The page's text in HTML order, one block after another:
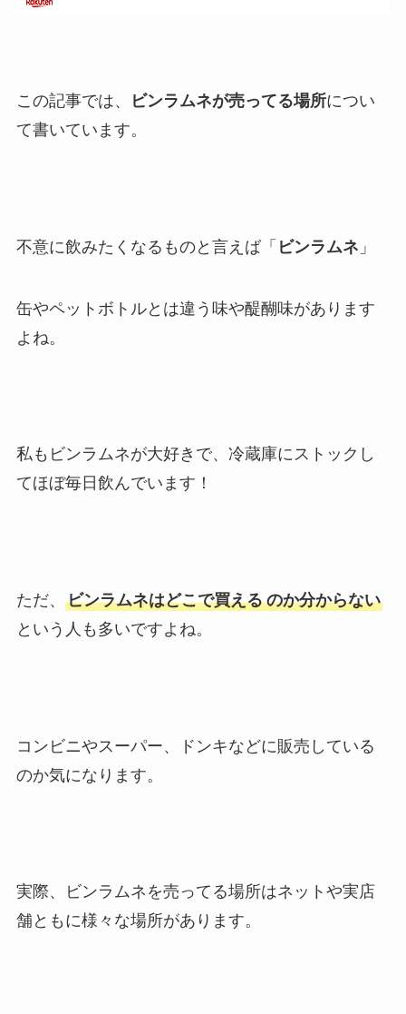
この記事では、 ビンラムネが売ってる場所につい
て書いています。
不意に飲みたくなるものと言えば「 ビンラムネ 」
缶やペットボトルとは違う味や醍醐味があります
よね。
私もビンラムネが大好きで、冷蔵庫にストックし
てほぼ毎日飲んでいます！
ただ、 ビンラムネはどこで買える のか分からない
という人も多いですよね。
コンビニやスーパー、ドンキなどに販売している
のか気になります。
実際、ビンラムネを売ってる場所はネットや実店
舗ともに様々な場所があります。